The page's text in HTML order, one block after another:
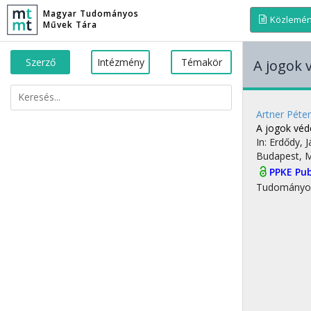
Magyar Tudományos
Művek Tára
Szerző Intézmény Témakör A jogok
Artner Péter
A jogok
In: Erdődy,
Budapest,
PPKE